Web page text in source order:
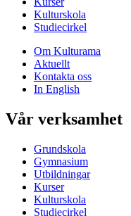
Kulturskola
Studiecirkel
Om Kulturama
Aktuellt
Kontakta oss
In English
Vår verksamhet
Grundskola
Gymnasium
Utbildningar
Kurser
Kulturskola
Studiecirkel